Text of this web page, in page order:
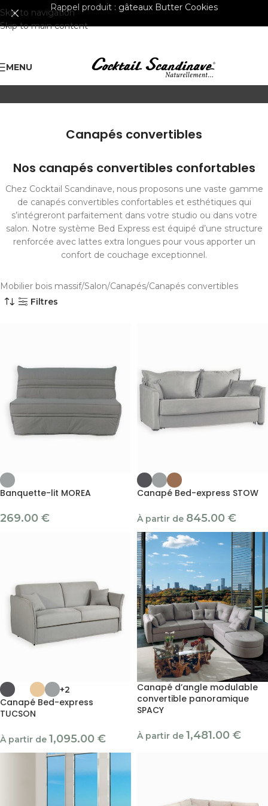
Skip to navigation
Skip to main content
Rappel produit : gâteaux Butter Cookies
MENU
Canapés convertibles
Nos canapés convertibles confortables
Chez Cocktail Scandinave, nous proposons une vaste gamme
de canapés convertibles confortables et esthétiques qui
s’intégreront parfaitement dans votre studio ou dans votre
salon. Notre système Bed Express est équipé d’une structure
renforcée avec lattes extra longues pour vous apporter un
confort de couchage exceptionnel.
Mobilier bois massif Salon Canapés Canapés convertibles
Filtres
Banquette-lit MOREA
269.00 €
Canapé Bed-express STOW
À partir de 845.00 €
+2
Canapé Bed-express
TUCSON
À partir de 1,095.00 €
Canapé d’angle modulable
convertible panoramique
SPACY
À partir de 1,481.00 €